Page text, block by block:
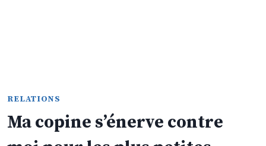
RELATIONS
Ma copine s’énerve contre